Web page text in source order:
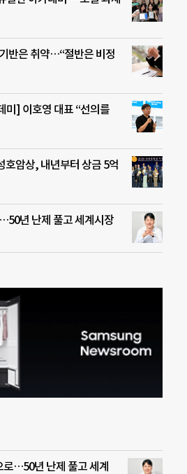
반은 취약…“절반은 비정
미] 이호영 대표 “선의를
호암상, 내년부터 상금 5억
년 난제 풀고 세계시장
로…50년 난제 풀고 세계